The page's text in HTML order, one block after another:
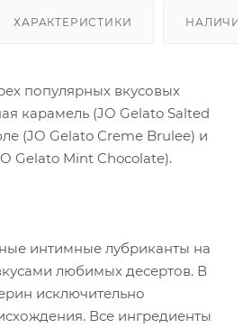
ХАРАКТЕРИСТИКИ НАЛИЧИЕ
популярных вкусовых
карамель (JO Gelato Salted
(JO Gelato Creme Brulee) и
Gelato Mint Chocolate).
интимные лубриканты на
любимых десертов. В
исключительно
Все ингредиенты